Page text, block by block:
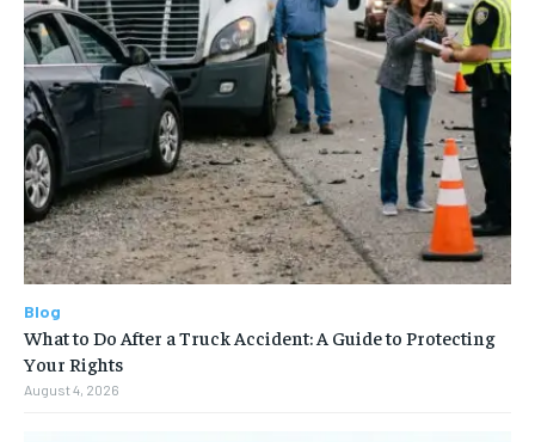
Blog
What to Do After a Truck Accident: A Guide to Protecting
Your Rights
August 4, 2026